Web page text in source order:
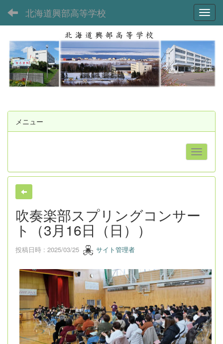
北海道興部高等学校
メニュー
吹奏楽部スプリングコンサー
ト（3月16日（日））
投稿日時 : 2025/03/25 サイト管理者